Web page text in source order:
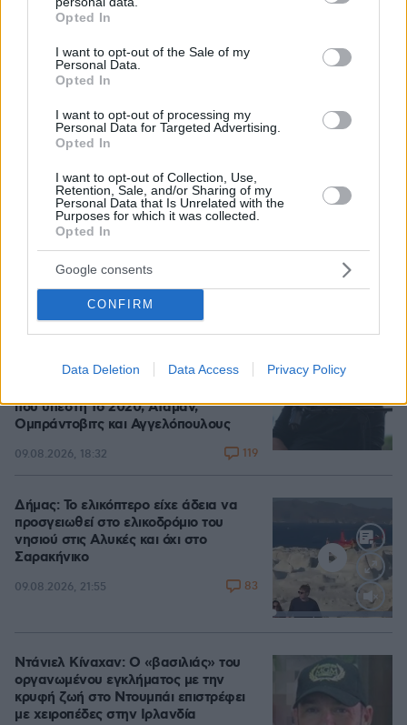
grant or deny consent to Google and its third-party tags to
use your data for below specified purposes in below Google
consent section.
Opted In
I want to opt-out of the Sale of my
Personal Data.
Opted In
I want to opt-out of processing my
Personal Data for Targeted Advertising.
Opted In
I want to opt-out of Collection, Use,
Retention, Sale, and/or Sharing of my
Personal Data that Is Unrelated with the
Purposes for which it was collected.
Opted In
Google consents
CONFIRM
Data Deletion Data Access Privacy Policy
Πέθανε στα 74 του χρόνια ο σπουδαίος ηθοποιός
Νίκος Καλογερόπουλος
09.08.2026, 20:11
Γιαννακόπουλος για Ολυμπιακό: «Πριν
ήξεραν ότι η μπάλα μπάσκετ είναι
που υπέστη το 2020, Αταμάν,
Ομπράντοβιτς και Αγγελόπουλους
09.08.2026, 18:32 119
Loaded
Δήμας: Το ελικόπτερο είχε άδεια να
προσγειωθεί στο ελικοδρόμιο του
νησιού στις Αλυκές και όχι στο
Σαρακήνικο
09.08.2026, 21:55 83
Ντάνιελ Κίναχαν: Ο «βασιλιάς» του
οργανωμένου εγκλήματος με την
κρυφή ζωή στο Ντουμπάι επιστρέφει
με χειροπέδες στην Ιρλανδία